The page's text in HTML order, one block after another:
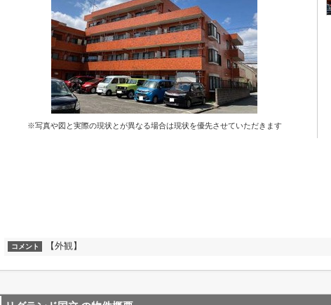
※写真や図と実際の現状とが異なる場合は現状を優先させていただきます
コメント 【外観】